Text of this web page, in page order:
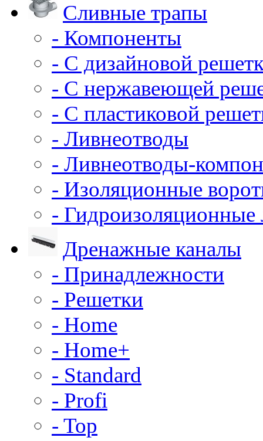
Сливные трапы
- Компоненты
- С дизайновой
- С нержавеющей
- С пластиковой
- Ливнеотводы
- Ливнеотводы-
- Изоляционные
- Гидроизоляционные
Дренажные каналы
- Принадлежности
- Решетки
- Home
- Home+
- Standard
- Profi
- Top